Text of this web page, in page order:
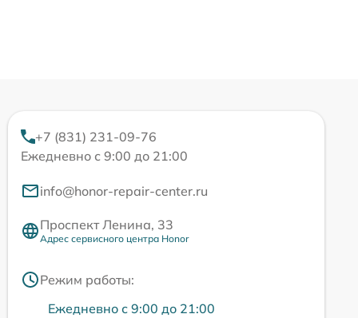
+7 (831) 231-09-76
Ежедневно с 9:00 до 21:00
info@honor-repair-center.ru
Проспект Ленина, 33
Адрес сервисного центра Honor
Режим работы:
Ежедневно с 9:00 до 21:00